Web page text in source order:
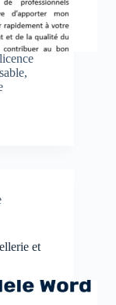
et